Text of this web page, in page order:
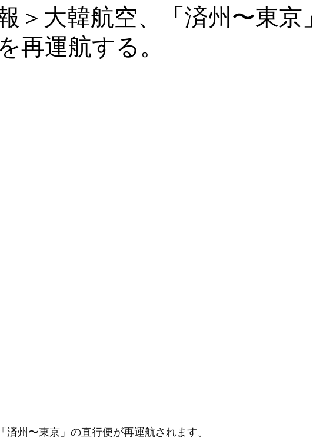
＞大韓航空、「済州〜東京」
再運航する。
州〜東京」の直行便が再運航されます。